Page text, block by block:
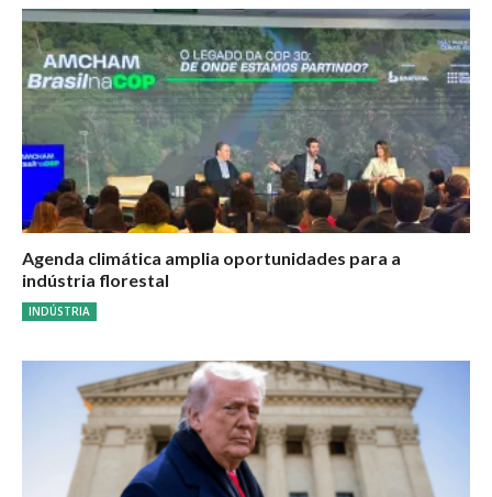
Agenda climática amplia oportunidades para a
indústria florestal
INDÚSTRIA